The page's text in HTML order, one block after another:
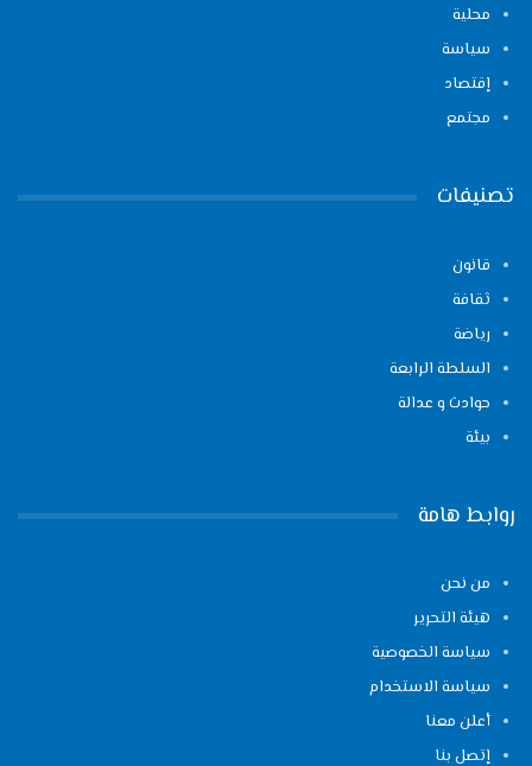
محلية
سياسة
إقتصاد
مجتمع
تصنيفات
قانون
ثقافة
رياضة
السلطة الرابعة
حوادث و عدالة
بيئة
روابط هامة
من نحن
هيئة التحرير
سياسة الخصوصية
سياسة الاستخدام
أعلن معنا
إتصل بنا